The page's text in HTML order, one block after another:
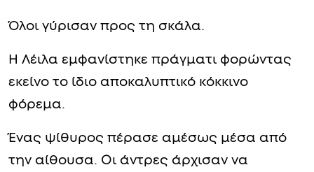
Όλοι γύρισαν προς τη σκάλα.
Η Λέιλα εμφανίστηκε πράγματι φορώντας
εκείνο το ίδιο αποκαλυπτικό κόκκινο
φόρεμα.
Ένας ψίθυρος πέρασε αμέσως μέσα από
την αίθουσα. Οι άντρες άρχισαν να